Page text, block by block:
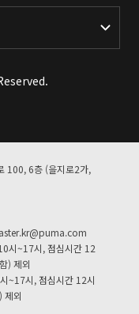
100, 6층 (을지로2가,
시~17시, 점심시간 12
) 제외
~17시, 점심시간 12시
제외